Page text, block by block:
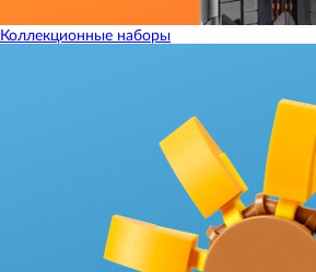
Коллекционные наборы